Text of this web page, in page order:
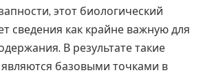
этот биологический
сведения как крайне важную для
В результате такие
базовыми точками в